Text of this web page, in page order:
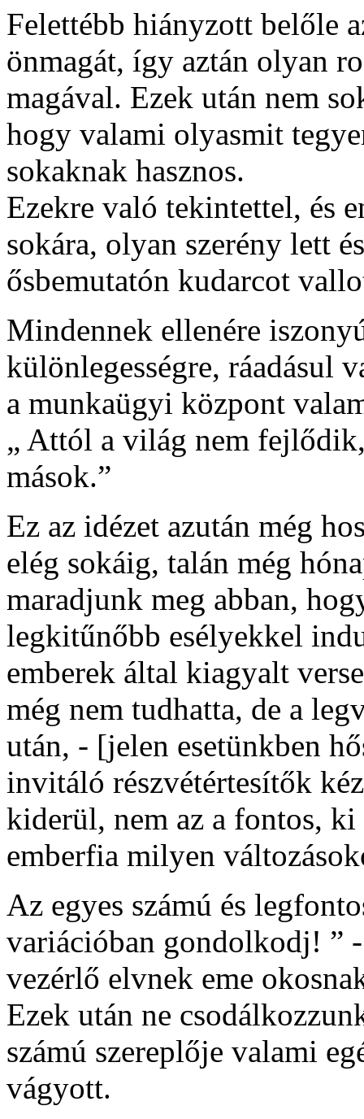
Felettébb hiányzott belőle
önmagát, így aztán olyan
magával. Ezek után nem
hogy valami olyasmit
sokaknak hasznos.
Ezekre való tekintettel, és
sokára, olyan szerény lett
ősbemutatón kudarcot
Mindennek ellenére
különlegességre, ráadásul
a munkaügyi központ
„ Attól a világ nem
mások.”
Ez az idézet azután még
elég sokáig, talán még
maradjunk meg abban,
legkitűnőbb esélyekkel
emberek által kiagyalt
még nem tudhatta, de a
után, - [jelen esetünkben
invitáló részvétértesítők
kiderül, nem az a fontos,
emberfia milyen
Az egyes számú és
variációban gondolkodj! ”
vezérlő elvnek eme
Ezek után ne
számú szereplője valami
vágyott.